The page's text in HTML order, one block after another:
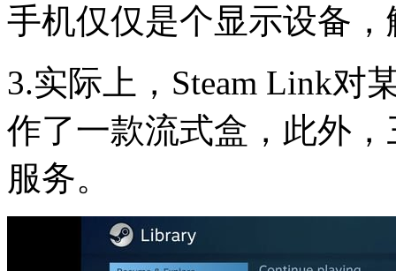
手机仅仅是个显示设备
3.实际上，Steam Link对
作了一款流式盒，此外
服务。